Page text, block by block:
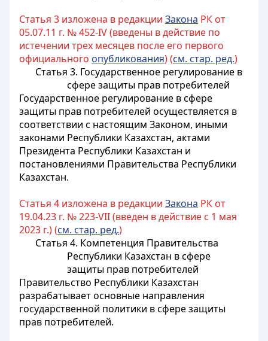
Статья 3 изложена в редакции Закона РК от
05.07.11 г. № 452-IV (введены в действие по
истечении трех месяцев после его первого
официального опубликования) (см. стар. ред.)
Статья 3. Государственное регулирование в
сфере защиты прав потребителей
Государственное регулирование в сфере
защиты прав потребителей осуществляется в
соответствии с настоящим Законом, иными
законами Республики Казахстан, актами
Президента Республики Казахстан и
постановлениями Правительства Республики
Казахстан.
Статья 4 изложена в редакции Закона РК от
19.04.23 г. № 223-VII (введен в действие с 1 мая
2023 г.) (см. стар. ред.)
Статья 4. Компетенция Правительства
Республики Казахстан в сфере
защиты прав потребителей
Правительство Республики Казахстан
разрабатывает основные направления
государственной политики в сфере защиты
прав потребителей.